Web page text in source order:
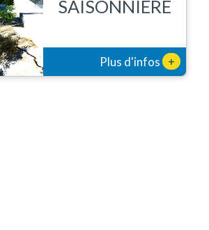
SAISONNIÈRE
Plus d'infos +